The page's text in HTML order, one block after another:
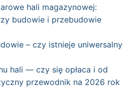
hali magazynowej:
budowie i przebudowie
– czy istnieje uniwersalny
hali — czy się opłaca i od
przewodnik na 2026 rok